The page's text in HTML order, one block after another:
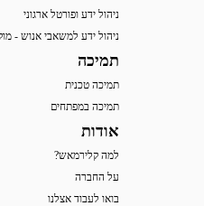
ניהול ידע ופורטל ארגוני
ניהול ידע למשאבי אנוש - מוקד
תמיכה
תמיכה טכנית
תמיכה במפתחים
אודות
למה קלירמאש?
על החברה
בואו לעבוד אצלנו